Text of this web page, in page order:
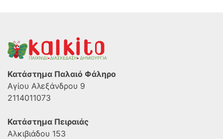
Κατάστημα Παλαιό Φάληρο
Αγίου Αλεξάνδρου 9
2114011073
Κατάστημα Πειραιάς
Αλκιβιάδου 153